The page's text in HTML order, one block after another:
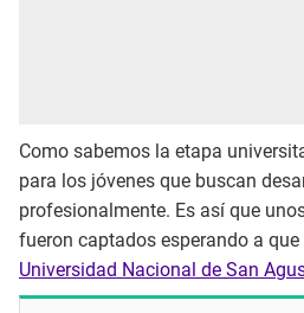
Como sabemos la etapa
para los jóvenes que buscan
profesionalmente. Es así que
fueron captados esperando a
Universidad Nacional de San